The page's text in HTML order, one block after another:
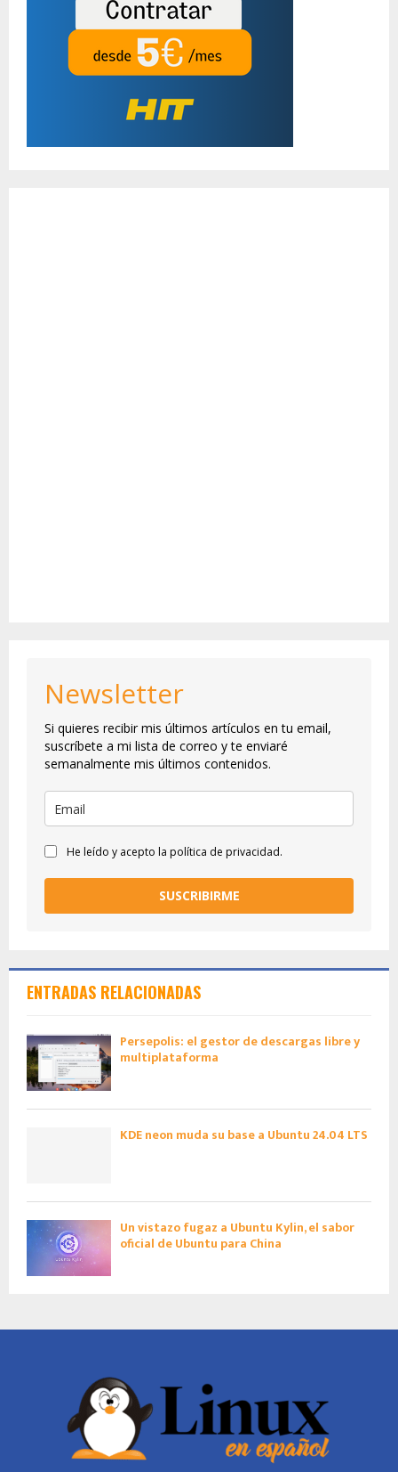
Newsletter
Si quieres recibir mis últimos artículos en tu email,
suscríbete a mi lista de correo y te enviaré
semanalmente mis últimos contenidos.
He leído y acepto la política de privacidad.
SUSCRIBIRME
ENTRADAS RELACIONADAS
Persepolis: el gestor de descargas libre y
multiplataforma
KDE neon muda su base a Ubuntu 24.04 LTS
Un vistazo fugaz a Ubuntu Kylin, el sabor
oficial de Ubuntu para China